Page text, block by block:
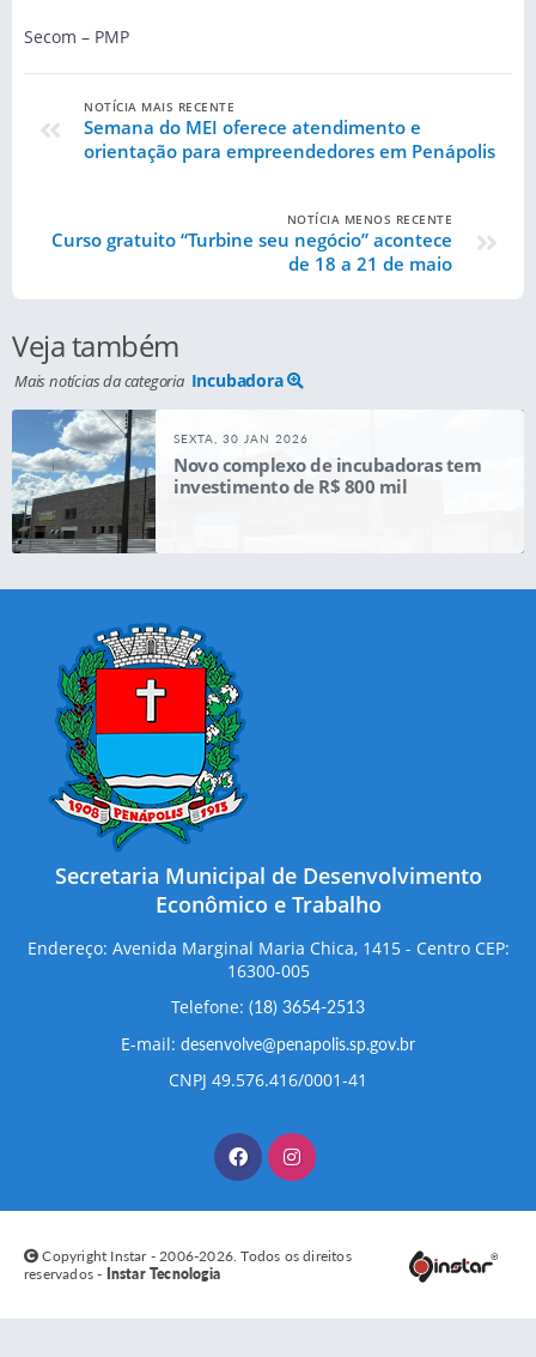
Secom – PMP
NOTÍCIA MAIS RECENTE
Semana do MEI oferece atendimento e
orientação para empreendedores em Penápolis
NOTÍCIA MENOS RECENTE
Curso gratuito “Turbine seu negócio” acontece
de 18 a 21 de maio
Veja também
Mais notícias da categoria Incubadora
SEXTA, 30 JAN 2026
Novo complexo de incubadoras tem
investimento de R$ 800 mil
Secretaria Municipal de Desenvolvimento
Econômico e Trabalho
Endereço: Avenida Marginal Maria Chica, 1415 - Centro CEP:
16300-005
Telefone: (18) 3654-2513
E-mail: desenvolve@penapolis.sp.gov.br
CNPJ 49.576.416/0001-41
Copyright Instar - 2006-2026. Todos os direitos
reservados - Instar Tecnologia